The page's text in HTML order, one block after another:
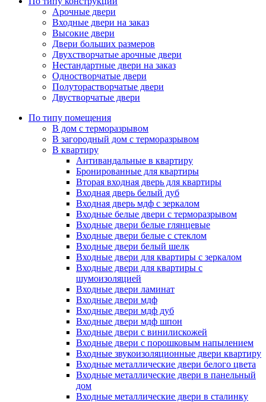
Арочные двери
Входные двери на заказ
Высокие двери
Двери больших размеров
Двухстворчатые арочные двери
Нестандартные двери на заказ
Одностворчатые двери
Полуторастворчатые двери
Двустворчатые двери
По типу помещения
В дом с терморазрывом
В загородный дом с терморазрывом
В квартиру
Антивандальные в квартиру
Бронированные для квартиры
Вторая входная дверь для квартиры
Входная дверь белый дуб
Входная дверь мдф с зеркалом
Входные белые двери с терморазрывом
Входные двери белые глянцевые
Входные двери белые с стеклом
Входные двери белый шелк
Входные двери для квартиры с зеркалом
Входные двери для квартиры с
шумоизоляцией
Входные двери ламинат
Входные двери мдф
Входные двери мдф дуб
Входные двери мдф шпон
Входные двери с винилискожей
Входные двери с порошковым напылением
Входные звукоизоляционные двери квартиру
Входные металлические двери белого цвета
Входные металлические двери в панельный
дом
Входные металлические двери в сталинку